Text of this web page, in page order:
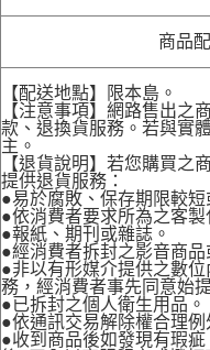
商品
【配送地點】限本島。
【注意事項】網路售出之
款、退換貨服務。若與實
主。
【退貨說明】若您購買之
提供退貨服務：
●易於腐敗、保存期限較短
●依消費者要求所為之客製
●報紙、期刊或雜誌。
●經消費者拆封之影音商品
●非以有形媒介提供之數
務，經消費者事先同意始
●已拆封之個人衛生用品。
●依通訊交易解除權合理
●收到商品後如發現有瑕